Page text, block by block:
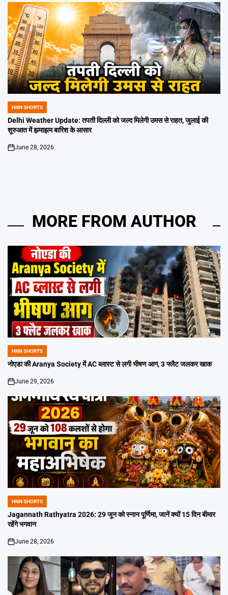
POSTED
IN
HNN SHORTS
Delhi Weather Update: तपती दिल्ली को जल्द मिलेगी उमस से राहत, जुलाई की
शुरुआत में झमाझम बारिश के आसार
on
June 28, 2026
MORE FROM AUTHOR
POSTED
IN
HNN SHORTS
नोएडा की Aranya Society में AC ब्लास्ट से लगी भीषण आग, 3 फ्लैट जलकर खाक
on
June 29, 2026
POSTED
IN
HNN SHORTS
Jagannath Rathyatra 2026: 29 जून को स्नान पूर्णिमा, जानें क्यों 15 दिन बीमार
रहेंगे भगवान
on
June 28, 2026